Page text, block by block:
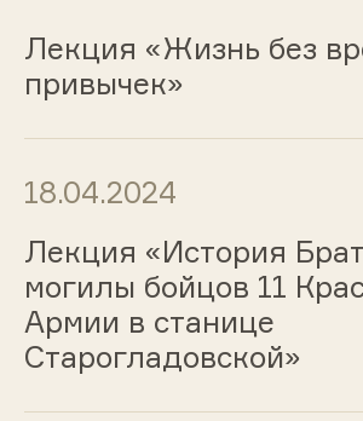
Лекция «Жизнь без
привычек»
18.04.2024
Лекция «История
могилы бойцов 11
Армии в станице
Старогладовской»